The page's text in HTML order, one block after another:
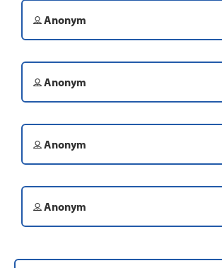
Anonym
Anonym
Anonym
Anonym